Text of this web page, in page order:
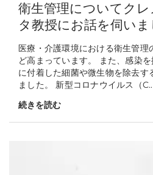
衛生管理についてク
タ教授にお話を伺いま
医療・介護環境における衛生管理
ど高まっています。 また、感染
に付着した細菌や微生物を除去す
ました。 新型コロナウイルス（
続きを読む